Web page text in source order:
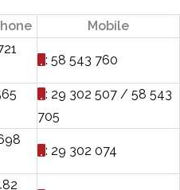
Mobile
: 58 543 760
: 29 302 507 / 58 543
705
: 29 302 074